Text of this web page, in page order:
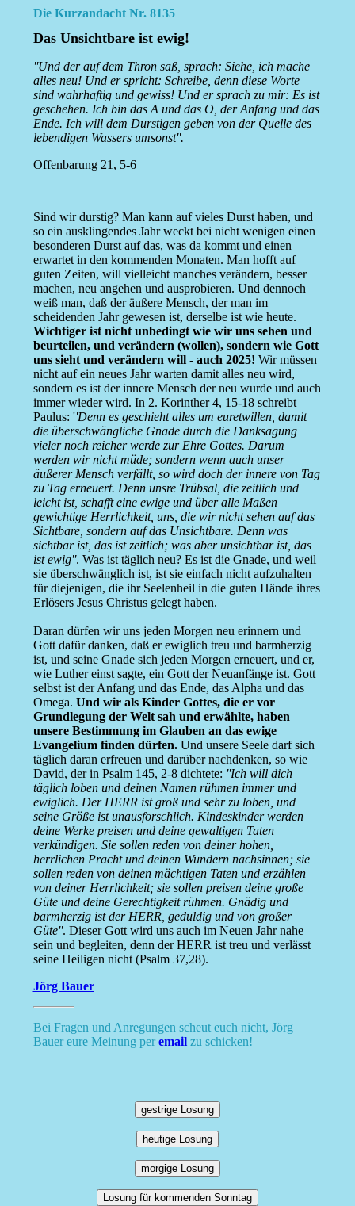
Die Kurzandacht Nr. 8135
Das Unsichtbare ist ewig!
''Und der auf dem Thron saß, sprach: Siehe, ich mache
alles neu! Und er spricht: Schreibe, denn diese Worte
sind wahrhaftig und gewiss! Und er sprach zu mir: Es ist
geschehen. Ich bin das A und das O, der Anfang und das
Ende. Ich will dem Durstigen geben von der Quelle des
lebendigen Wassers umsonst''.
Offenbarung 21, 5-6
Sind wir durstig? Man kann auf vieles Durst haben, und
so ein ausklingendes Jahr weckt bei nicht wenigen einen
besonderen Durst auf das, was da kommt und einen
erwartet in den kommenden Monaten. Man hofft auf
guten Zeiten, will vielleicht manches verändern, besser
machen, neu angehen und ausprobieren. Und dennoch
weiß man, daß der äußere Mensch, der man im
scheidenden Jahr gewesen ist, derselbe ist wie heute.
Wichtiger ist nicht unbedingt wie wir uns sehen und
beurteilen, und verändern (wollen), sondern wie Gott
uns sieht und verändern will - auch 2025! Wir müssen
nicht auf ein neues Jahr warten damit alles neu wird,
sondern es ist der innere Mensch der neu wurde und auch
immer wieder wird. In 2. Korinther 4, 15-18 schreibt
Paulus: ''Denn es geschieht alles um euretwillen, damit
die überschwängliche Gnade durch die Danksagung
vieler noch reicher werde zur Ehre Gottes. Darum
werden wir nicht müde; sondern wenn auch unser
äußerer Mensch verfällt, so wird doch der innere von Tag
zu Tag erneuert. Denn unsre Trübsal, die zeitlich und
leicht ist, schafft eine ewige und über alle Maßen
gewichtige Herrlichkeit, uns, die wir nicht sehen auf das
Sichtbare, sondern auf das Unsichtbare. Denn was
sichtbar ist, das ist zeitlich; was aber unsichtbar ist, das
ist ewig''. Was ist täglich neu? Es ist die Gnade, und weil
sie überschwänglich ist, ist sie einfach nicht aufzuhalten
für diejenigen, die ihr Seelenheil in die guten Hände ihres
Erlösers Jesus Christus gelegt haben.
Daran dürfen wir uns jeden Morgen neu erinnern und
Gott dafür danken, daß er ewiglich treu und barmherzig
ist, und seine Gnade sich jeden Morgen erneuert, und er,
wie Luther einst sagte, ein Gott der Neuanfänge ist. Gott
selbst ist der Anfang und das Ende, das Alpha und das
Omega. Und wir als Kinder Gottes, die er vor
Grundlegung der Welt sah und erwählte, haben
unsere Bestimmung im Glauben an das ewige
Evangelium finden dürfen.Und unsere Seele darf sich
täglich daran erfreuen und darüber nachdenken, so wie
David, der in Psalm 145, 2-8 dichtete: ''Ich will dich
täglich loben und deinen Namen rühmen immer und
ewiglich. Der HERR ist groß und sehr zu loben, und
seine Größe ist unausforschlich. Kindeskinder werden
deine Werke preisen und deine gewaltigen Taten
verkündigen. Sie sollen reden von deiner hohen,
herrlichen Pracht und deinen Wundern nachsinnen; sie
sollen reden von deinen mächtigen Taten und erzählen
von deiner Herrlichkeit; sie sollen preisen deine große
Güte und deine Gerechtigkeit rühmen. Gnädig und
barmherzig ist der HERR, geduldig und von großer
Güte''. Dieser Gott wird uns auch im Neuen Jahr nahe
sein und begleiten, denn der HERR ist treu und verlässt
seine Heiligen nicht (Psalm 37,28).
Jörg Bauer
Bei Fragen und Anregungen scheut euch nicht, Jörg
Bauer eure Meinung peremailzu schicken!
gestrige Losung
heutige Losung
morgige Losung
Losung für kommenden Sonntag